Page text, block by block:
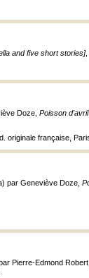
and five short stories],
Doze, Poisson d'avril
originale française,
par Geneviève Doze,
Pierre-Edmond Robert,